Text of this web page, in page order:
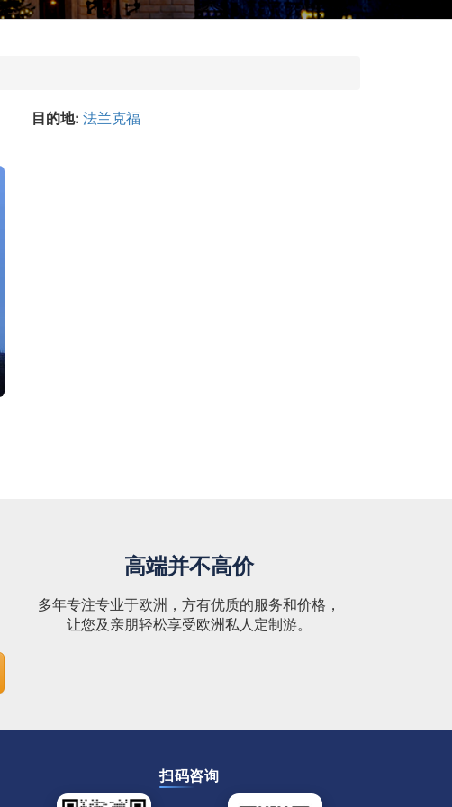
目的地: 法兰克福
高端并不高价
多年专注专业于欧洲，方有优质的服务和价格，
让您及亲朋轻松享受欧洲私人定制游。
扫码咨询